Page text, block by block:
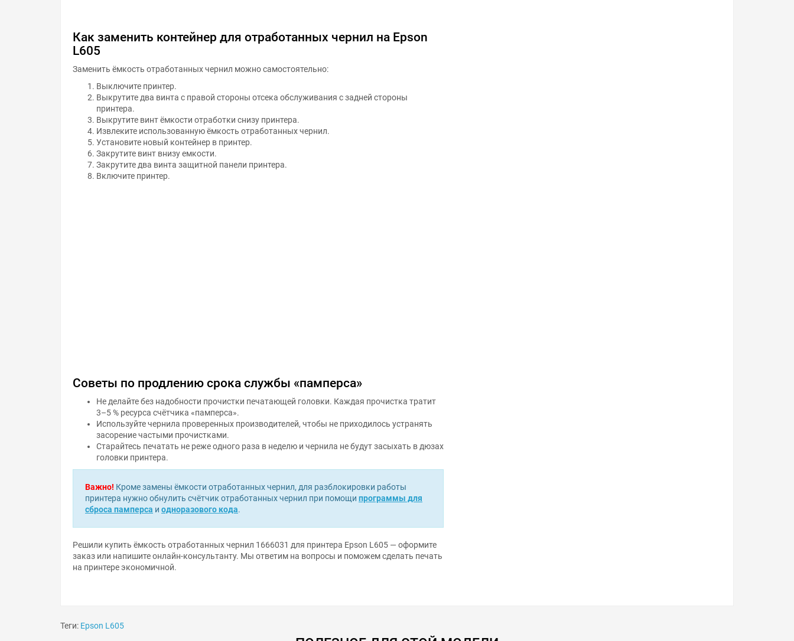
Как заменить контейнер для отработанных чернил на Epson
L605
Заменить ёмкость отработанных чернил можно самостоятельно:
Выключите принтер.
Выкрутите два винта с правой стороны отсека обслуживания с задней стороны
принтера.
Выкрутите винт ёмкости отработки снизу принтера.
Извлеките использованную ёмкость отработанных чернил.
Установите новый контейнер в принтер.
Закрутите винт внизу емкости.
Закрутите два винта защитной панели принтера.
Включите принтер.
Советы по продлению срока службы «памперса»
3–5 % ресурса счётчика «памперса».
Используйте чернила проверенных производителей, чтобы не приходилось устранять
засорение частыми прочистками.
Старайтесь печатать не реже одного раза в неделю и чернила не будут засыхать в дюзах
головки принтера.
принтера нужно обнулить счётчик отработанных чернил при помощипрограммы для
сброса памперсаиодноразового кода.
заказ или напишите онлайн-консультанту. Мы ответим на вопросы и поможем сделать печать
на принтере экономичной.
ПОЛЕЗНОЕ ДЛЯ ЭТОЙ МОДЕЛИ